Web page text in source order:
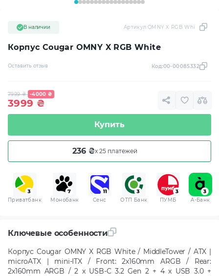
Корпус Cougar OMNY X RGB White
В наличии Артикул:OMNY X RGB White
Оставить отзыв Код:00-00085332
7999₴ -4000₴
3999 ₴
Купить
236 ₴x 25 платежей
Приватбанк Монобанк Сенс ОТП Банк ПУМБ A-Банк
Ключевые особенности
Корпус Cougar OMNY X RGB White / MiddleTower / ATX |
microATX | mini-ITX / Front: 2x160mm ARGB / Rear:
2x160mm ARGB / 2 x USB-C 3.2 Gen 2 + 4 x USB 3.0 +